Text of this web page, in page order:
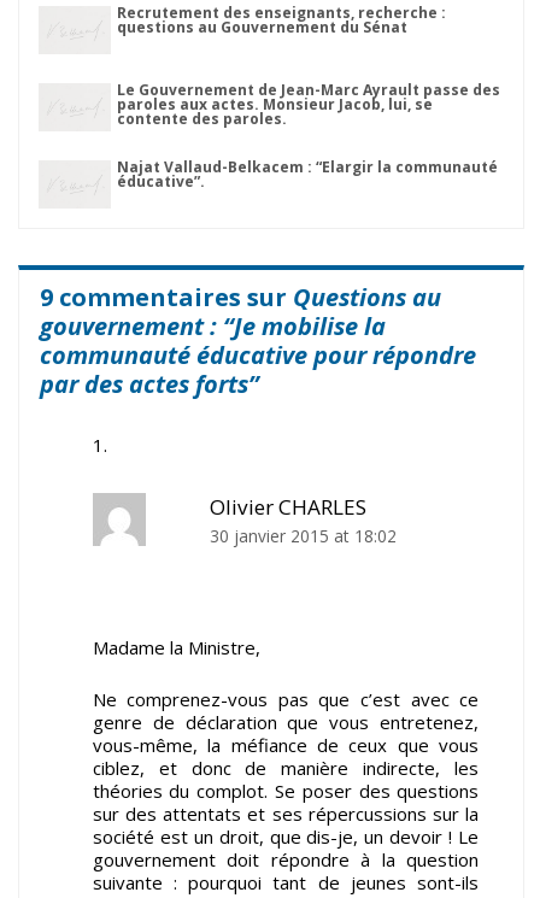
Recrutement des enseignants, recherche :
questions au Gouvernement du Sénat
Le Gouvernement de Jean-Marc Ayrault passe des
paroles aux actes. Monsieur Jacob, lui, se
contente des paroles.
Najat Vallaud-Belkacem : “Elargir la communauté
éducative”.
9 commentaires sur Questions au
gouvernement : “Je mobilise la
communauté éducative pour répondre
par des actes forts”
Olivier CHARLES
30 janvier 2015 at 18:02
Madame la Ministre,
Ne comprenez-vous pas que c’est avec ce
genre de déclaration que vous entretenez,
vous-même, la méfiance de ceux que vous
ciblez, et donc de manière indirecte, les
théories du complot. Se poser des questions
sur des attentats et ses répercussions sur la
société est un droit, que dis-je, un devoir ! Le
gouvernement doit répondre à la question
suivante : pourquoi tant de jeunes sont-ils